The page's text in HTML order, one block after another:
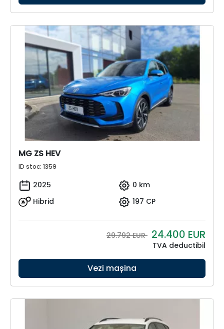
MG ZS HEV
ID stoc: 1359
2025
0 km
Hibrid
197 CP
29.792 EUR 24.400 EUR
TVA deductibil
Vezi mașina